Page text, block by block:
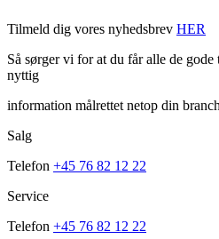
Tilmeld dig vores nyhedsbrev HER
Så sørger vi for at du får alle de
nyttig
information målrettet netop din
Salg
Telefon +45 76 82 12 22
Service
Telefon +45 76 82 12 22